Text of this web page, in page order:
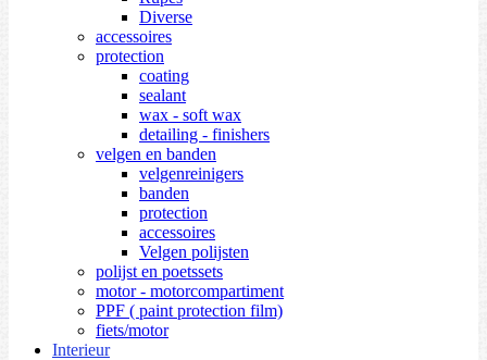
Diverse
accessoires
protection
coating
sealant
wax - soft wax
detailing - finishers
velgen en banden
velgenreinigers
banden
protection
accessoires
Velgen polijsten
polijst en poetssets
motor - motorcompartiment
PPF ( paint protection film)
fiets/motor
Interieur